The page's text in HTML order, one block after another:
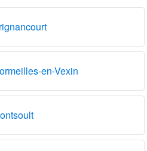
en-Vexin